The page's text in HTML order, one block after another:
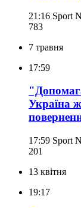
21:16 Sport
783
7 травня
17:59
Україна
17:59 Sport
201
13 квітня
19:17